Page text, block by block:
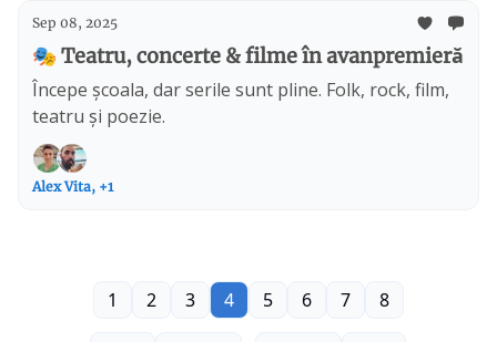
Sep 08, 2025
🎭 Teatru, concerte & filme în avanpremieră
Începe școala, dar serile sunt pline. Folk, rock, film,
teatru și poezie.
Alex Vita, +1
1 2 3 4 5 6 7 8